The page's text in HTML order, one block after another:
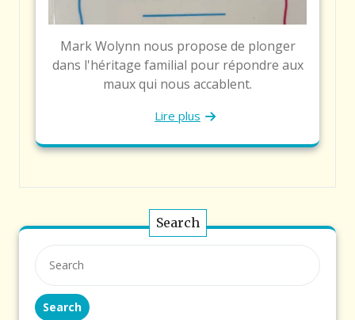
Mark Wolynn nous propose de plonger
dans l'héritage familial pour répondre aux
maux qui nous accablent.
Lire plus
Search
Search